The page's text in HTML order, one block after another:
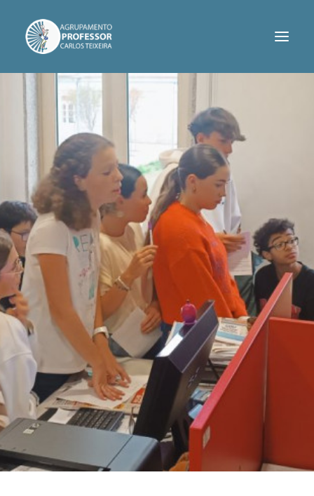
AGRUPAMENTO
SERVIÇOS
INFORMAÇÕES
PROJETOS
CONTACTOS
ASSOCIAÇÃO DE PAIS
SEARCH